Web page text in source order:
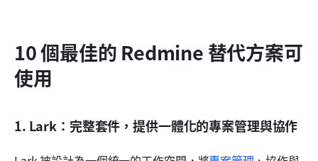
10 個最佳的 Redmine 替代方案可
使用
1. Lark：完整套件，提供一體化的專案管理與協作